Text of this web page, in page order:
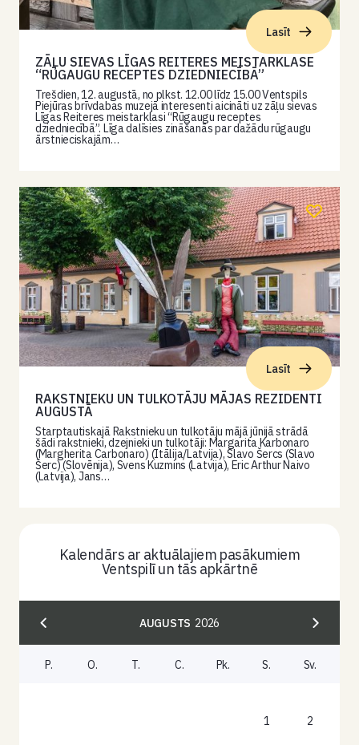
Lasīt
ZĀĻU SIEVAS LĪGAS REITERES MEISTARKLASE
“RŪGAUGU RECEPTES DZIEDNIECĪBĀ”
Trešdien, 12. augustā, no plkst. 12.00 līdz 15.00 Ventspils
Piejūras brīvdabas muzejā interesenti aicināti uz zāļu sievas
Līgas Reiteres meistarklasi “Rūgaugu receptes
dziedniecībā”. Līga dalīsies zināšanās par dažādu rūgaugu
ārstnieciskajām…
Lasīt
RAKSTNIEKU UN TULKOTĀJU MĀJAS REZIDENTI
AUGUSTĀ
Starptautiskajā Rakstnieku un tulkotāju mājā jūnijā strādā
šādi rakstnieki, dzejnieki un tulkotāji: Margarita Karbonaro
(Margherita Carbonaro) (Itālija/Latvija), Slavo Šercs (Slavo
Šerc) (Slovēnija), Svens Kuzmins (Latvija), Eric Arthur Naivo
(Latvija), Jans…
Kalendārs ar aktuālajiem pasākumiem
Ventspilī un tās apkārtnē
AUGUSTS 2026
P. O. T. C. Pk. S. Sv.
1 2